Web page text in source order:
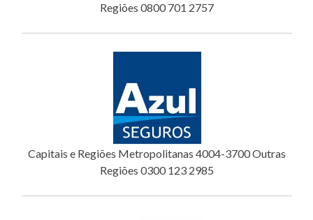
Regiões 0800 701 2757
Capitais e Regiões Metropolitanas 4004-3700 Outras
Regiões 0300 123 2985